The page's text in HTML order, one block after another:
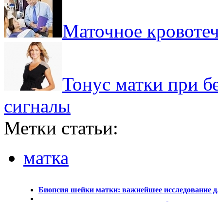
Маточное
Тонус матки при
сигналы
Метки статьи:
матка
Биопсия шейки матки: важнейшее исследование